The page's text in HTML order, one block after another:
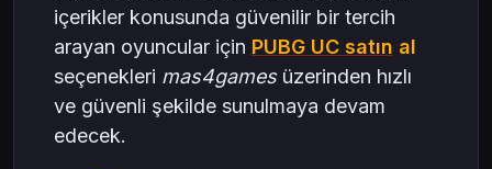
içerikler konusunda güvenilir bir tercih
arayan oyuncular için PUBG UC satın al
seçenekleri mas4gamesüzerinden hızlı
ve güvenli şekilde sunulmaya devam
edecek.